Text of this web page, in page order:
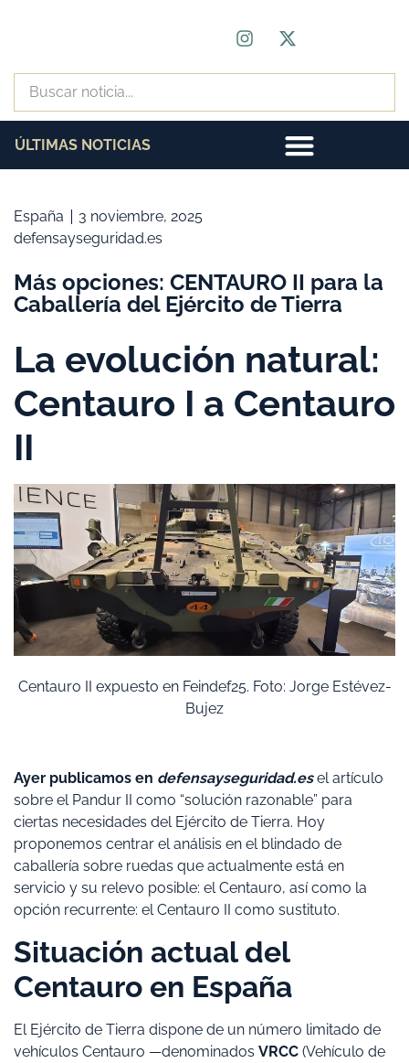
ÚLTIMAS NOTICIAS
España
3 noviembre, 2025
defensayseguridad.es
Más opciones: CENTAURO II para la
Caballería del Ejército de Tierra
La evolución natural:
Centauro I a Centauro
II
Centauro II expuesto en Feindef25. Foto: Jorge Estévez-
Bujez
Ayer publicamos en defensayseguridad.esel artículo
sobre el Pandur II como “solución razonable” para
ciertas necesidades del Ejército de Tierra. Hoy
proponemos centrar el análisis en el blindado de
caballería sobre ruedas que actualmente está en
servicio y su relevo posible: el Centauro, así como la
opción recurrente: el Centauro II como sustituto.
Situación actual del
Centauro en España
El Ejército de Tierra dispone de un número limitado de
vehículos Centauro —denominados VRCC (Vehículo de